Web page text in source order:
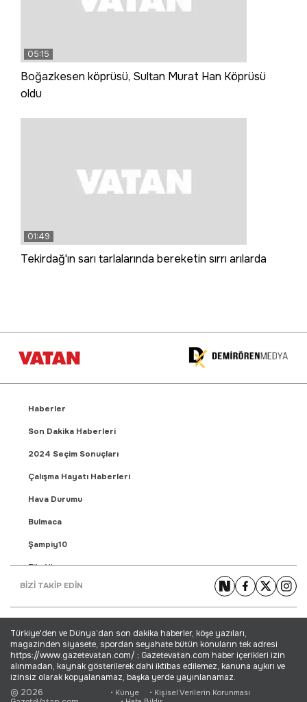
05:15
Boğazkesen köprüsü, Sultan Murat Han Köprüsü
oldu
01:49
Tekirdağ'ın sarı tarlalarında bereketin sırrı arılarda
Haberler
Son Dakika Haberleri
2024 Seçim Sonuçları
Çalışma Hayatı Haberleri
Hava Durumu
Bulmaca
Şampiy10
Fikstür
Puan Durumu
Yaşam Haberleri
Ekonomi Haberleri
Dünya Haberleri
BİZİ TAKİP EDİN
Türkiye'den ve Dünya’dan son dakika haberler, köşe yazıları,
magazinden siyasete, spordan seyahate bütün konuların tek adresi
https://www.gazetevatan.com/ ; Gazetevatan.com haber içerikleri izin
alınmadan, kaynak gösterilerek dahi iktibas edilemez, kanuna aykırı ve
izinsiz olarak kopyalanamaz, başka yerde yayınlanamaz.
© 2026
• Künye
• Kişisel Verilerin Korunması